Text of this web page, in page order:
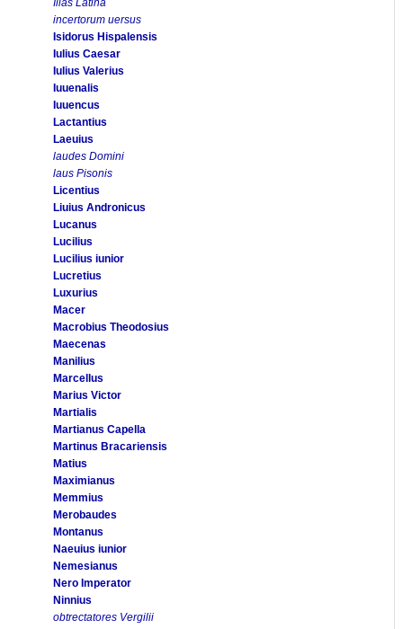
Ilias Latina
incertorum uersus
Isidorus Hispalensis
Iulius Caesar
Iulius Valerius
Iuuenalis
Iuuencus
Lactantius
Laeuius
laudes Domini
laus Pisonis
Licentius
Liuius Andronicus
Lucanus
Lucilius
Lucilius iunior
Lucretius
Luxurius
Macer
Macrobius Theodosius
Maecenas
Manilius
Marcellus
Marius Victor
Martialis
Martianus Capella
Martinus Bracariensis
Matius
Maximianus
Memmius
Merobaudes
Montanus
Naeuius iunior
Nemesianus
Nero Imperator
Ninnius
obtrectatores Vergilii